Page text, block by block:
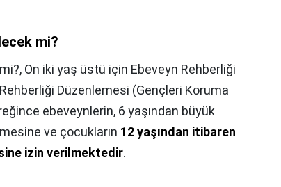
mi?
On iki yaş üstü için Ebeveyn Rehberliği
Düzenlemesi (Gençleri Koruma
ebeveynlerin, 6 yaşından büyük
ve çocukların 12 yaşından itibaren
izin verilmektedir.